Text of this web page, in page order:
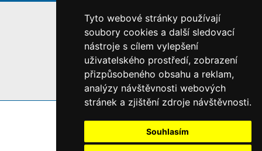
Tyto webové stránky používají
soubory cookies a další sledovací
nástroje s cílem vylepšení
uživatelského prostředí, zobrazení
přizpůsobeného obsahu a reklam,
analýzy návštěvnosti webových
stránek a zjištění zdroje návštěvnosti.
Souhlasím
HOME
INFORMACE O WEBU